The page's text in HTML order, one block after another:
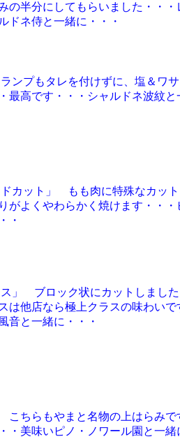
の半分にしてもらいました・・・
ドネ侍と一緒に・・・
ンプもタレを付けずに、塩＆ワ
最高です・・・シャルドネ波紋と
ドカット」 もも肉に特殊なカッ
がよくやわらかく焼けます・・
・
ス」 ブロック状にカットしまし
は他店なら極上クラスの味わいで
音と一緒に・・・
こちらもやまと名物の上はらみで
・美味いピノ・ノワール園と一緒